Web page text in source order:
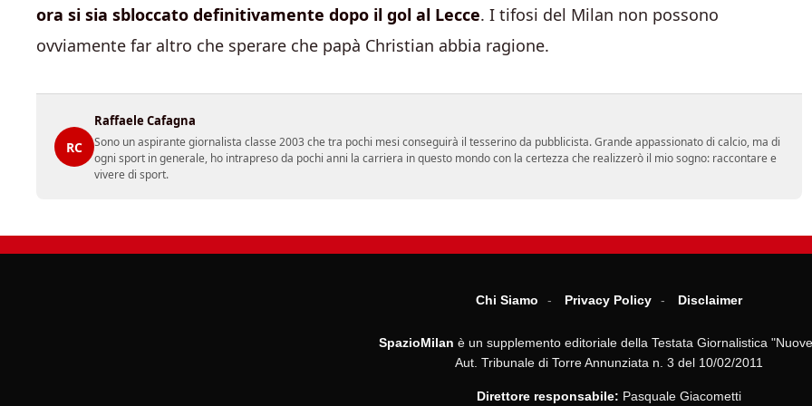
ora si sia sbloccato definitivamente dopo il gol al Lecce. I tifosi del Milan non possono
ovviamente far altro che sperare che papà Christian abbia ragione.
RC
Raffaele Cafagna
Sono un aspirante giornalista classe 2003 che tra pochi mesi conseguirà il tesserino da pubblicista. Grande appassionato di calcio, ma di
ogni sport in generale, ho intrapreso da pochi anni la carriera in questo mondo con la certezza che realizzerò il mio sogno: raccontare e
vivere di sport.
Chi Siamo Privacy Policy Disclaimer
SpazioMilan è un supplemento editoriale della Testata Giornalistica
Aut. Tribunale di Torre Annunziata n. 3 del 10/02/2011
Direttore responsabile: Pasquale Giacometti